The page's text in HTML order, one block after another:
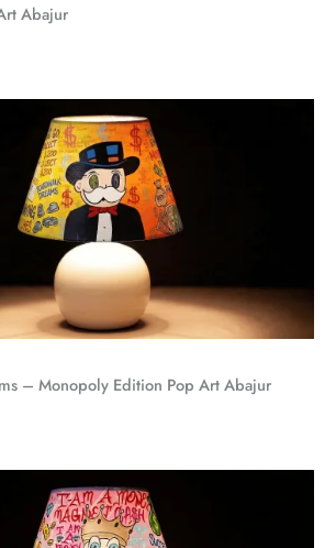
Abajur
– Monopoly Edition Pop Art Abajur